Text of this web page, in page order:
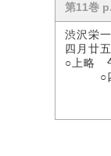
第11巻
渋沢栄
四月廿
○上略
○四月